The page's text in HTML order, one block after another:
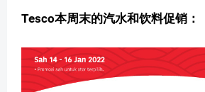
Tesco本周末的汽水和饮料促销：